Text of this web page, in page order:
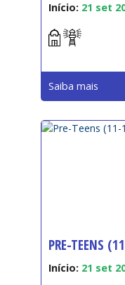
Início: 21 set
Saiba mais
PRE-TEENS
Início: 21 set